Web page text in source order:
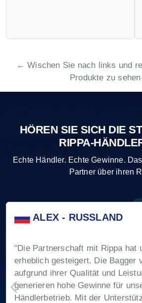
← Wischen Sie nach links und
Produkte zu
HÖREN SIE SICH DIE
RIPPA-
Echte Händler. Echte Gewinne.
Partner über ihren
ALEX - RUSSLAND
"Die Partnerschaft mit Rippa hat
erheblich gesteigert. Die Bagger
aufgrund ihrer Qualität und
generieren hohe Gewinne für
Händlerbetrieb. Mit der